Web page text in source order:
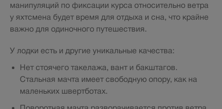
манипуляций по фиксации курса относительно ветра
у яхтсмена будет время для отдыха и сна, что крайне
важно для одиночного путешествия.
У лодки есть и другие уникальные качества:
Нет стоячего такелажа, вант и бакштагов.
Стальная мачта имеет свободную опору, как на
маленьких швертботах.